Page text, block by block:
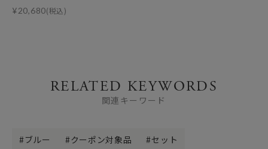
¥20,680(税込)
RELATED KEYWORDS
関連キーワード
ブルー クーポン対象品
セット